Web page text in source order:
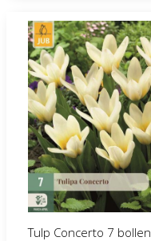
Tulp Concerto 7 bollen